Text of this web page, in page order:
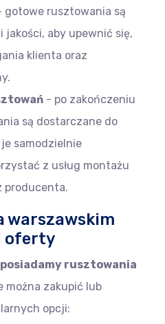
gotowe rusztowania są
jakości, aby upewnić się,
klienta oraz
- po zakończeniu
są dostarczane do
samodzielnie
z usług montażu
producenta.
warszawskim
oferty
posiadamy rusztowania
można zakupić lub
opcji: